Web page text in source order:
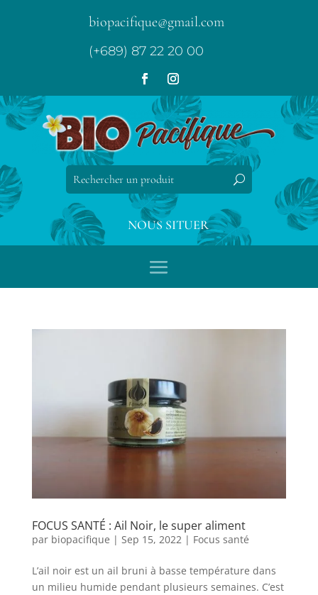
biopacifique@gmail.com
(+689) 87 22 20 00
NOUS SITUER
FOCUS SANTÉ : Ail Noir, le super aliment
par biopacifique | Sep 15, 2022| Focus santé
L’ail noir est un ail bruni à basse température dans
un milieu humide pendant plusieurs semaines. C’est